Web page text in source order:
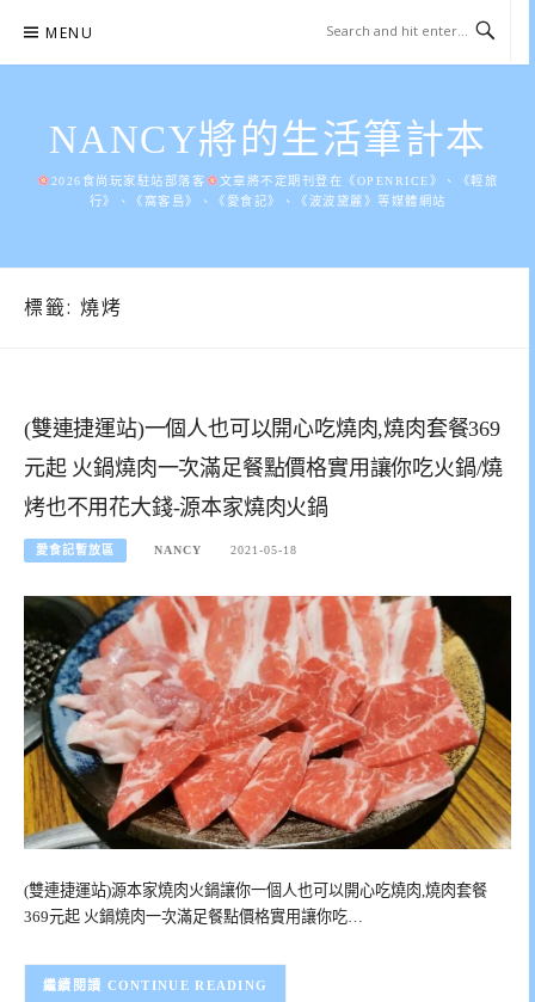
content
MENU
NANCY將的生活筆計本
2026食尚玩家駐站部落客
文章將不定期刊登在《OPENRICE》、《輕旅
行》、《窩客島》、《愛食記》、《波波黛麗》等媒體網站
標籤: 燒烤
(雙連捷運站)一個人也可以開心吃燒肉,燒肉套餐369
元起 火鍋燒肉一次滿足餐點價格實用讓你吃火鍋/燒
烤也不用花大錢-源本家燒肉火鍋
愛食記暫放區 NANCY 2021-05-18
(雙連捷運站)源本家燒肉火鍋讓你一個人也可以開心吃燒肉,燒肉套餐
369元起 火鍋燒肉一次滿足餐點價格實用讓你吃…
CONTINUE READING